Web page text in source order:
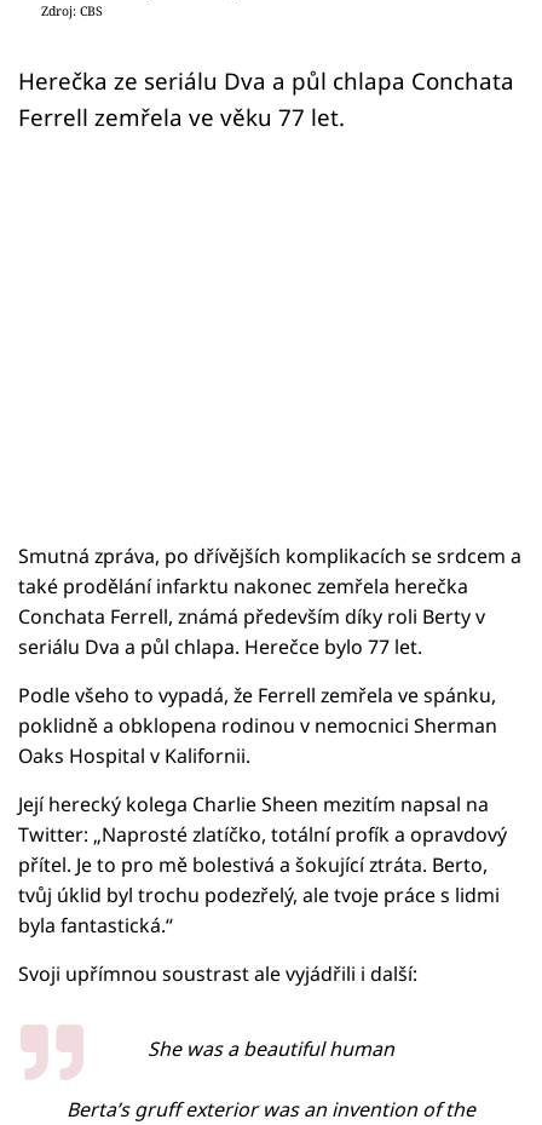
Přihlášení
Sledujte nás
Zdroj: CBS
Herečka ze seriálu Dva a půl chlapa Conchata
Ferrell zemřela ve věku 77 let.
Smutná zpráva, po dřívějších komplikacích se srdcem a
také prodělání infarktu nakonec zemřela herečka
Conchata Ferrell, známá především díky roli Berty v
seriálu Dva a půl chlapa. Herečce bylo 77 let.
Podle všeho to vypadá, že Ferrell zemřela ve spánku,
poklidně a obklopena rodinou v nemocnici Sherman
Oaks Hospital v Kalifornii.
Její herecký kolega Charlie Sheen mezitím napsal na
Twitter: „Naprosté zlatíčko, totální profík a opravdový
přítel. Je to pro mě bolestivá a šokující ztráta. Berto,
tvůj úklid byl trochu podezřelý, ale tvoje práce s lidmi
byla fantastická.“
Svoji upřímnou soustrast ale vyjádřili i další:
She was a beautiful human
Berta’s gruff exterior was an invention of the